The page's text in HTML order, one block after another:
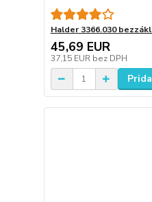
Halder 3366.030
45,69 EUR
37,15 EUR bez DPH